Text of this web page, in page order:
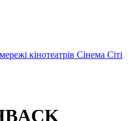
кінотеатрів Сінема Сіті